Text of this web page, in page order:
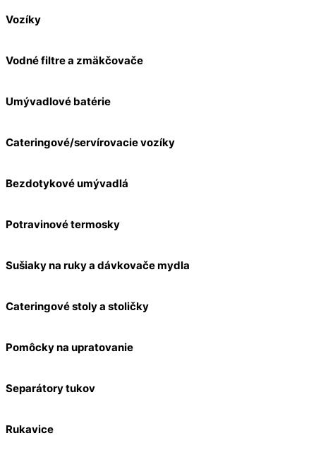
Vozíky
Vodné filtre a zmäkčovače
Umývadlové batérie
Cateringové/servírovacie vozíky
Bezdotykové umývadlá
Potravinové termosky
Sušiaky na ruky a dávkovače mydla
Cateringové stoly a stoličky
Pomôcky na upratovanie
Separátory tukov
Rukavice